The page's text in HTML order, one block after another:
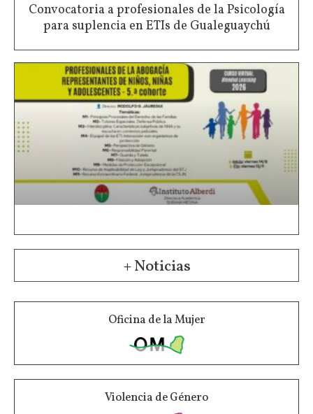
Convocatoria a profesionales de la Psicología
para suplencia en ETIs de Gualeguaychú
+ Noticias
Oficina de la Mujer
Violencia de Género